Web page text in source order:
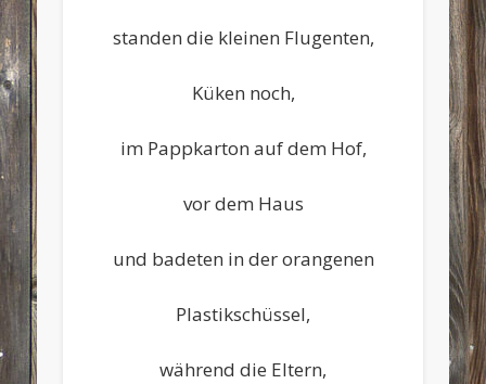
standen die kleinen Flugenten,
Küken noch,
im Pappkarton auf dem Hof,
vor dem Haus
und badeten in der orangenen
Plastikschüssel,
während die Eltern,